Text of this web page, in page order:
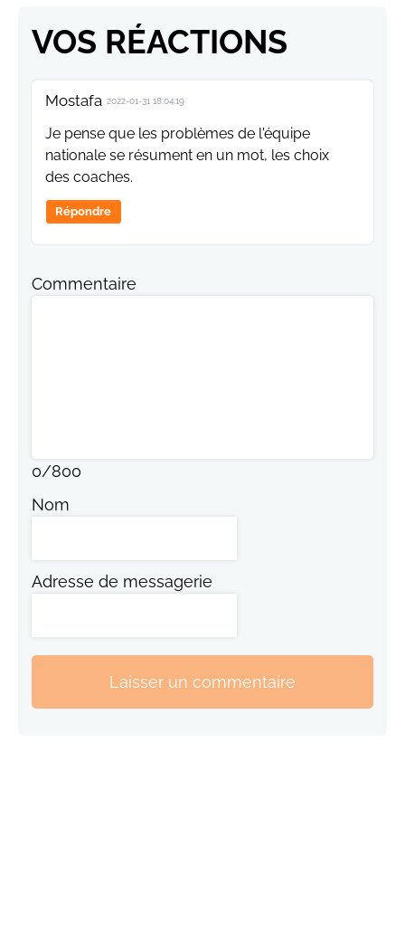
VOS RÉACTIONS
Mostafa 2022-01-31 18:04:19
Je pense que les problèmes de l'équipe
nationale se résument en un mot, les choix
des coaches.
Répondre
Commentaire
0/800
Nom
Adresse de messagerie
Laisser un commentaire